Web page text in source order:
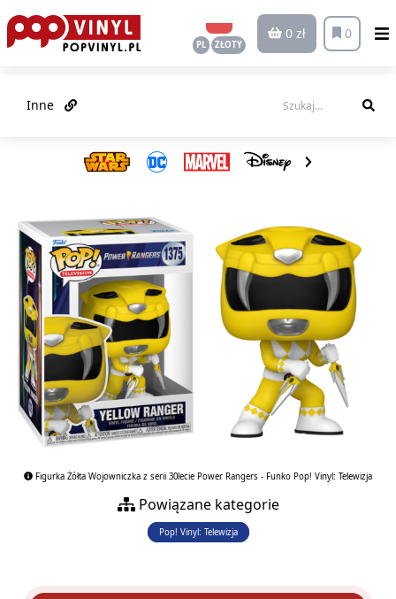
PL ZŁOTY
0 zł 0
Inne
Figurka Żółta Wojowniczka z serii 30lecie Power Rangers - Funko Pop! Vinyl: Telewizja
Powiązane kategorie
Pop! Vinyl: Telewizja